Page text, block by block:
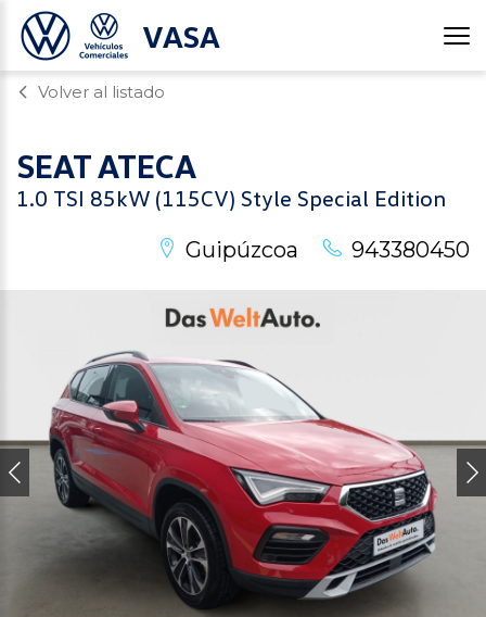
VASA
Volver al listado
SEATATECA
1.0 TSI 85kW (115CV) Style Special Edition
Guipúzcoa
943380450